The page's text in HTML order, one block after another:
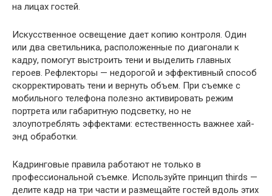
на лицах гостей.
Искусственное освещение дает копию контроля. Один
или два светильника, расположенные по диагонали к
кадру, помогут выстроить тени и выделить главных
героев. Рефлекторы — недорогой и эффективный способ
скорректировать тени и вернуть объем. При съемке с
мобильного телефона полезно активировать режим
портрета или габаритную подсветку, но не
злоупотреблять эффектами: естественность важнее хай-
энд обработки.
Кадринговые правила работают не только в
профессиональной съемке. Используйте принцип thirds —
делите кадр на три части и размещайте гостей вдоль этих